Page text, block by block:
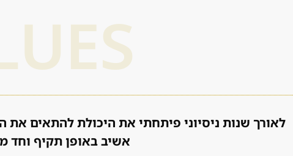
לאורך שנות ניסיוני פיתחתי את היכולת להתאים
אשיב באופן תקיף וחד